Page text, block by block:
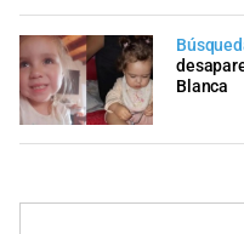
Blanca